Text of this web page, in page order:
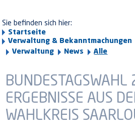
Sie befinden sich hier:
Startseite
Verwaltung & Bekanntmachungen
Verwaltung
News Alle
ERGEBNISSE AUS
WAHLKREIS